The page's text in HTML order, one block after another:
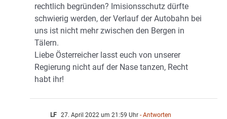
rechtlich begründen? Imisionsschutz dürfte
schwierig werden, der Verlauf der Autobahn bei
uns ist nicht mehr zwischen den Bergen in
Tälern.
Liebe Österreicher lasst euch von unserer
Regierung nicht auf der Nase tanzen, Recht
habt ihr!
LF 27. April 2022 um 21:59 Uhr - Antworten